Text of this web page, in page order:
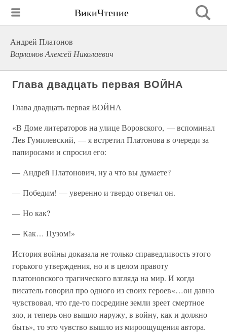
ВикиЧтение
Андрей Платонов
Варламов Алексей Николаевич
Глава двадцать первая ВОЙНА
Глава двадцать первая ВОЙНА
«В Доме литераторов на улице Воровского, — вспоминал
Лев Гумилевский, — я встретил Платонова в очереди за
папиросами и спросил его:
— Андрей Платонович, ну а что вы думаете?
— Победим! — уверенно и твердо отвечал он.
— Но как?
— Как… Пузом!»
История войны доказала не только справедливость этого
горького утверждения, но и в целом правоту
платоновского трагического взгляда на мир. И когда
писатель говорил про одного из своих героев«…он давно
чувствовал, что где-то посредине земли зреет смертное
зло, и теперь оно вышло наружу, в войну, как и должно
быть», то это чувство вышло из мироощущения автора.